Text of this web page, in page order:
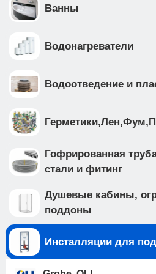
расстояние которых
• независимая регулировка
до 9 л, что делает ее
зависимости от ваших нужд
сливной бачок из HDPE
шумоизоляционная
унитаза • сливной клапан
перелива • впускной кран
поток воды в бачок
предустановлен с завода •
регулируются в диапазоне
инсталляции выполнена
стали с антикоррозийным
обеспечивает надежность и
Ванны
Водонагреватели
Водоотведение и
Гофрированная
стали и фитинг
Душевые кабины,
поддоны
Инсталляции для